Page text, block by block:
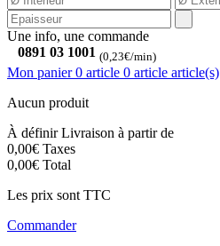
Une info, une commande
0891 03 1001 (0,23€/min)
Mon panier 0 article 0 article article(s)
Aucun produit
À définirLivraison à partir de
0,00€ Taxes
0,00€ Total
Les prix sont TTC
Commander